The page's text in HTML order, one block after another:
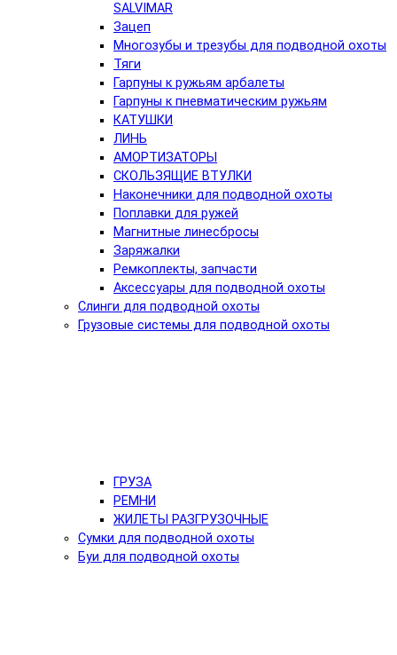
SALVIMAR
Зацеп
Многозубы и трезубы для подводной охоты
Тяги
Гарпуны к ружьям арбалеты
Гарпуны к пневматическим ружьям
КАТУШКИ
ЛИНЬ
АМОРТИЗАТОРЫ
СКОЛЬЗЯЩИЕ ВТУЛКИ
Наконечники для подводной охоты
Поплавки для ружей
Магнитные линесбросы
Заряжалки
Ремкоплекты, запчасти
Аксессуары для подводной охоты
Слинги для подводной охоты
Грузовые системы для подводной охоты
ГРУЗА
РЕМНИ
ЖИЛЕТЫ РАЗГРУЗОЧНЫЕ
Сумки для подводной охоты
Буи для подводной охоты